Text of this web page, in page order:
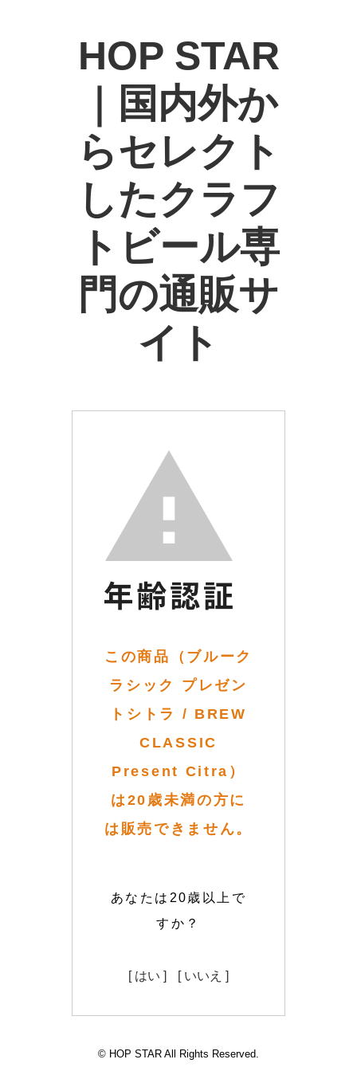
HOP STAR
｜国内外か
らセレクト
したクラフ
トビール専
門の通販サ
イト
この商品（ブルーク
ラシック プレゼン
トシトラ / BREW
CLASSIC
Present Citra）
は20歳未満の方に
は販売できません。
あなたは20歳以上で
すか？
[ はい ] [ いいえ ]
© HOP STAR All Rights Reserved.